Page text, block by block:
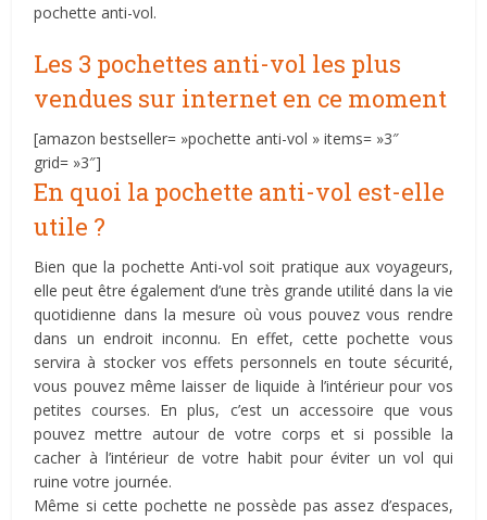
pochette anti-vol.
Les 3 pochettes anti-vol les plus
vendues sur internet en ce moment
[amazon bestseller= »pochette anti-vol » items= »3″
grid= »3″]
En quoi la pochette anti-vol est-elle
utile ?
Bien que la pochette Anti-vol soit pratique aux voyageurs,
elle peut être également d’une très grande utilité dans la vie
quotidienne dans la mesure où vous pouvez vous rendre
dans un endroit inconnu. En effet, cette pochette vous
servira à stocker vos effets personnels en toute sécurité,
vous pouvez même laisser de liquide à l’intérieur pour vos
petites courses. En plus, c’est un accessoire que vous
pouvez mettre autour de votre corps et si possible la
cacher à l’intérieur de votre habit pour éviter un vol qui
ruine votre journée.
Même si cette pochette ne possède pas assez d’espaces,